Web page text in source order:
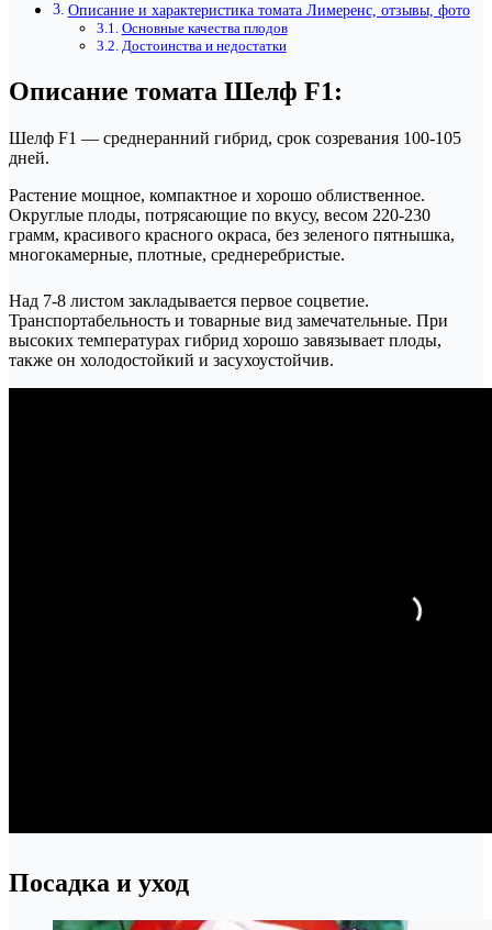
Описание и характеристика томата Лимеренс, отзывы, фото
Основные качества плодов
Достоинства и недостатки
Описание томата Шелф F1:
Шелф F1 — среднеранний гибрид, срок созревания 100-105
дней.
Растение мощное, компактное и хорошо облиственное.
Округлые плоды, потрясающие по вкусу, весом 220-230
грамм, красивого красного окраса, без зеленого пятнышка,
многокамерные, плотные, среднеребристые.
Над 7-8 листом закладывается первое соцветие.
Транспортабельность и товарные вид замечательные. При
высоких температурах гибрид хорошо завязывает плоды,
также он холодостойкий и засухоустойчив.
Посадка и уход